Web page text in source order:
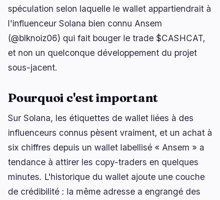
spéculation selon laquelle le wallet appartiendrait à
l'influenceur Solana bien connu Ansem
(@blknoiz06) qui fait bouger le trade $CASHCAT,
et non un quelconque développement du projet
sous-jacent.
Pourquoi c'est important
Sur Solana, les étiquettes de wallet liées à des
influenceurs connus pèsent vraiment, et un achat à
six chiffres depuis un wallet labellisé « Ansem » a
tendance à attirer les copy-traders en quelques
minutes. L'historique du wallet ajoute une couche
de crédibilité : la même adresse a engrangé des